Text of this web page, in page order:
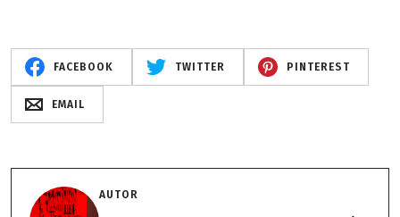
FACEBOOK TWITTER PINTEREST
EMAIL
AUTOR